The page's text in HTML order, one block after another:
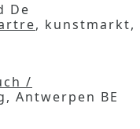
De
, kunstmarkt,
/
Antwerpen BE